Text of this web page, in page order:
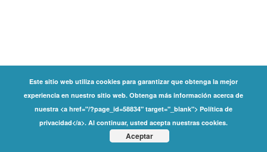
Este sitio web utiliza cookies para garantizar que obtenga la mejor
experiencia en nuestro sitio web. Obtenga más información acerca de
nuestra <a href="/?page_id=58834" target="_blank"> Política de
privacidad</a>. Al continuar, usted acepta nuestras cookies.
Aceptar